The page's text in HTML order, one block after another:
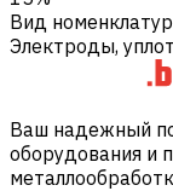
Вид
Электроды,
Ваш надежный
оборудования и